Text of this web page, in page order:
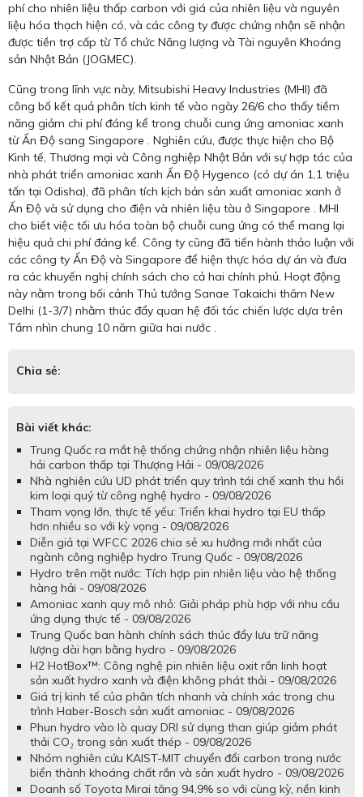
phí cho nhiên liệu thấp carbon với giá của nhiên liệu và nguyên
liệu hóa thạch hiện có, và các công ty được chứng nhận sẽ nhận
được tiền trợ cấp từ Tổ chức Năng lượng và Tài nguyên Khoáng
sản Nhật Bản (JOGMEC).
Cũng trong lĩnh vực này, Mitsubishi Heavy Industries (MHI) đã
công bố kết quả phân tích kinh tế vào ngày 26/6 cho thấy tiềm
năng giảm chi phí đáng kể trong chuỗi cung ứng amoniac xanh
từ Ấn Độ sang Singapore . Nghiên cứu, được thực hiện cho Bộ
Kinh tế, Thương mại và Công nghiệp Nhật Bản với sự hợp tác của
nhà phát triển amoniac xanh Ấn Độ Hygenco (có dự án 1,1 triệu
tấn tại Odisha), đã phân tích kịch bản sản xuất amoniac xanh ở
Ấn Độ và sử dụng cho điện và nhiên liệu tàu ở Singapore . MHI
cho biết việc tối ưu hóa toàn bộ chuỗi cung ứng có thể mang lại
hiệu quả chi phí đáng kể. Công ty cũng đã tiến hành thảo luận với
các công ty Ấn Độ và Singapore để hiện thực hóa dự án và đưa
ra các khuyến nghị chính sách cho cả hai chính phủ. Hoạt động
này nằm trong bối cảnh Thủ tướng Sanae Takaichi thăm New
Delhi (1-3/7) nhằm thúc đẩy quan hệ đối tác chiến lược dựa trên
Tầm nhìn chung 10 năm giữa hai nước .
Chia sẻ:
Bài viết khác:
Trung Quốc ra mắt hệ thống chứng nhận nhiên liệu hàng
hải carbon thấp tại Thượng Hải - 09/08/2026
Nhà nghiên cứu UD phát triển quy trình tái chế xanh thu hồi
kim loại quý từ công nghệ hydro - 09/08/2026
Tham vọng lớn, thực tế yếu: Triển khai hydro tại EU thấp
hơn nhiều so với kỳ vọng - 09/08/2026
Diễn giả tại WFCC 2026 chia sẻ xu hướng mới nhất của
ngành công nghiệp hydro Trung Quốc - 09/08/2026
Hydro trên mặt nước: Tích hợp pin nhiên liệu vào hệ thống
hàng hải - 09/08/2026
Amoniac xanh quy mô nhỏ: Giải pháp phù hợp với nhu cầu
ứng dụng thực tế - 09/08/2026
Trung Quốc ban hành chính sách thúc đẩy lưu trữ năng
lượng dài hạn bằng hydro - 09/08/2026
H2 HotBox™: Công nghệ pin nhiên liệu oxit rắn linh hoạt
sản xuất hydro xanh và điện không phát thải - 09/08/2026
Giá trị kinh tế của phân tích nhanh và chính xác trong chu
trình Haber-Bosch sản xuất amoniac - 09/08/2026
Phun hydro vào lò quay DRI sử dụng than giúp giảm phát
thải CO₂ trong sản xuất thép - 09/08/2026
Nhóm nghiên cứu KAIST-MIT chuyển đổi carbon trong nước
biển thành khoáng chất rắn và sản xuất hydro - 09/08/2026
Doanh số Toyota Mirai tăng 94,9% so với cùng kỳ, nền kinh